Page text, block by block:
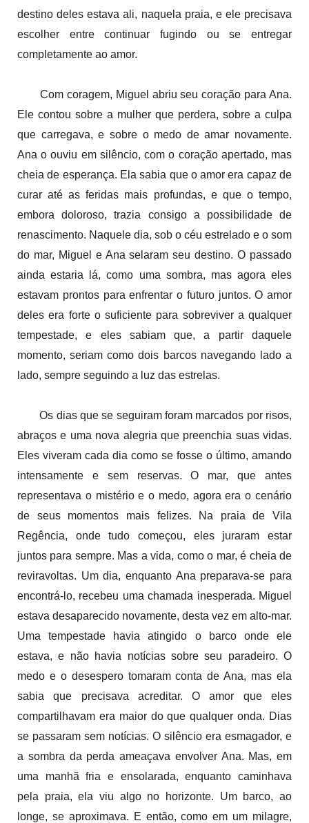
destino deles estava ali, naquela praia, e ele precisava
escolher entre continuar fugindo ou se entregar
completamente ao amor.
Com coragem, Miguel abriu seu coração para Ana.
Ele contou sobre a mulher que perdera, sobre a culpa
que carregava, e sobre o medo de amar novamente.
Ana o ouviu em silêncio, com o coração apertado, mas
cheia de esperança. Ela sabia que o amor era capaz de
curar até as feridas mais profundas, e que o tempo,
embora doloroso, trazia consigo a possibilidade de
renascimento. Naquele dia, sob o céu estrelado e o som
do mar, Miguel e Ana selaram seu destino. O passado
ainda estaria lá, como uma sombra, mas agora eles
estavam prontos para enfrentar o futuro juntos. O amor
deles era forte o suficiente para sobreviver a qualquer
tempestade, e eles sabiam que, a partir daquele
momento, seriam como dois barcos navegando lado a
lado, sempre seguindo a luz das estrelas.
Os dias que se seguiram foram marcados por risos,
abraços e uma nova alegria que preenchia suas vidas.
Eles viveram cada dia como se fosse o último, amando
intensamente e sem reservas. O mar, que antes
representava o mistério e o medo, agora era o cenário
de seus momentos mais felizes. Na praia de Vila
Regência, onde tudo começou, eles juraram estar
juntos para sempre. Mas a vida, como o mar, é cheia de
reviravoltas. Um dia, enquanto Ana preparava-se para
encontrá-lo, recebeu uma chamada inesperada. Miguel
estava desaparecido novamente, desta vez em alto-mar.
Uma tempestade havia atingido o barco onde ele
estava, e não havia notícias sobre seu paradeiro. O
medo e o desespero tomaram conta de Ana, mas ela
sabia que precisava acreditar. O amor que eles
compartilhavam era maior do que qualquer onda. Dias
se passaram sem notícias. O silêncio era esmagador, e
a sombra da perda ameaçava envolver Ana. Mas, em
uma manhã fria e ensolarada, enquanto caminhava
pela praia, ela viu algo no horizonte. Um barco, ao
longe, se aproximava. E então, como em um milagre,